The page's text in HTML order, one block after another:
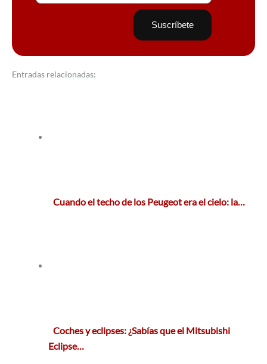
Entradas relacionadas:
Cuando el techo de los Peugeot era el cielo: la…
Coches y eclipses: ¿Sabías que el Mitsubishi
Eclipse…